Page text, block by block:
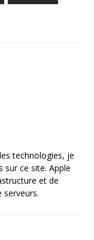
technologies, je
sur ce site. Apple
et de
serveurs.